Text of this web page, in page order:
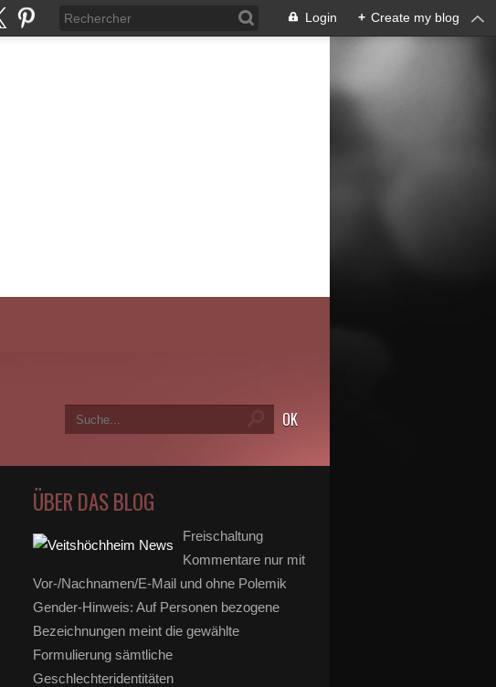
Login + Create my blog
ÜBER DAS BLOG
Freischaltung
Kommentare nur mit
Vor-/Nachnamen/E-Mail und ohne Polemik
Gender-Hinweis: Auf Personen bezogene
Bezeichnungen meint die gewählte
Formulierung sämtliche
Geschlechteridentitäten